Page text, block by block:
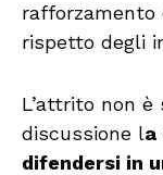
rafforzamento
rispetto degli
L’attrito non
discussione la
difendersi in